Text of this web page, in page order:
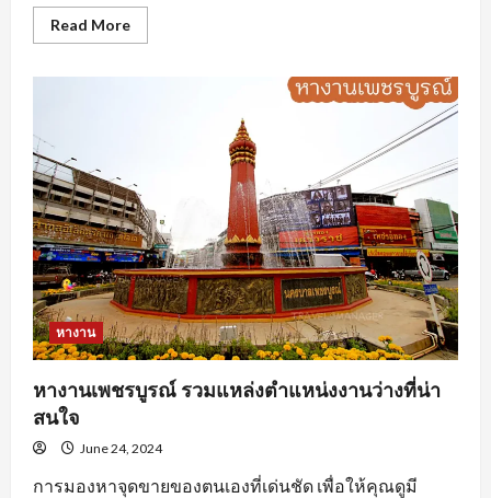
Read MoreRead
more
ใจ
องค์กร
หางาน
หางานเพชรบูรณ์ รวมแหล่งตำแหน่งงานว่างที่น่า
สนใจ
June 24, 2024
การมองหาจุดขายของตนเองที่เด่นชัด เพื่อให้คุณดูมี